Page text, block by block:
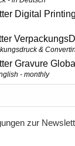
Digital
&
Gravure Global
- monthly
zur